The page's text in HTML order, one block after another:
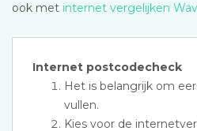
ook met internet vergelijken
Internet postcodecheck
Het is belangrijk om
vullen.
Kies voor de